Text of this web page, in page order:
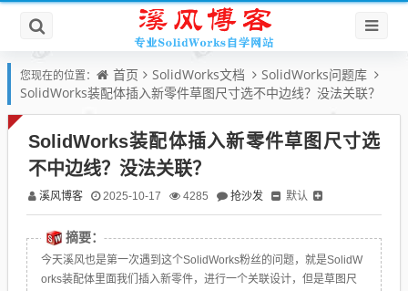
您现在的位置： 首页 SolidWorks文档
SolidWorks问题库
SolidWorks装配体插入新零件草图尺寸选不中边线？没法关联？
SolidWorks装配体插入新零件草图尺寸选
不中边线？没法关联？
溪风博客 2025-10-17 4285 抢沙发 默认
摘要：
今天溪风也是第一次遇到这个SolidWorks粉丝的问题，就是SolidW
orks装配体里面我们插入新零件，进行一个关联设计，但是草图尺